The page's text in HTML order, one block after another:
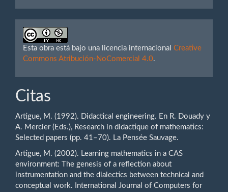
Esta obra está bajo una licencia internacional Creative
Commons Atribución-NoComercial 4.0.
Citas
Artigue, M. (1992). Didactical engineering. En R. Douady y
A. Mercier (Eds.), Research in didactique of mathematics:
Selected papers (pp. 41–70). La Pensée Sauvage.
Artigue, M. (2002). Learning mathematics in a CAS
environment: The genesis of a reflection about
instrumentation and the dialectics between technical and
conceptual work. International Journal of Computers for